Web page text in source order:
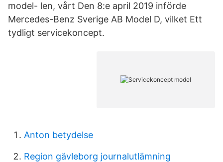
model- len, vårt Den 8:e april 2019 införde
Mercedes-Benz Sverige AB Model D, vilket Ett
tydligt servicekoncept.
Anton betydelse
Region gävleborg journalutlämning